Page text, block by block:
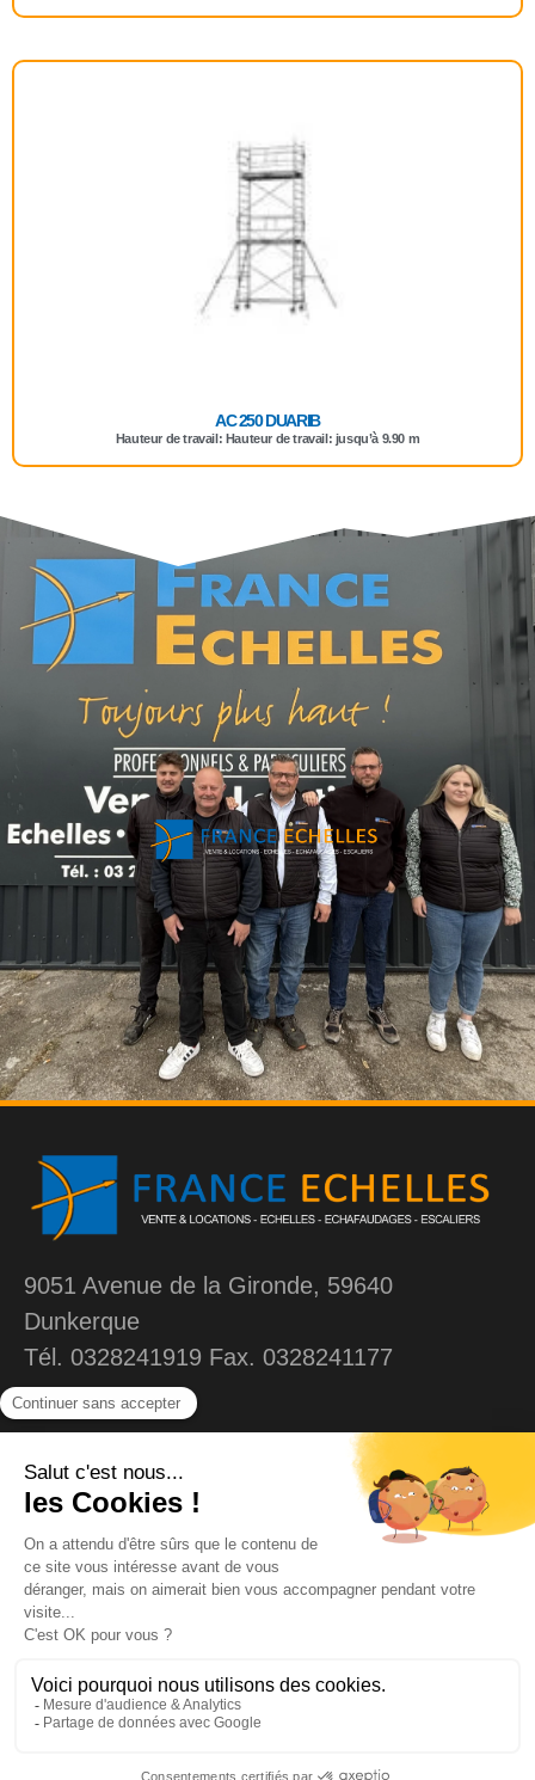
AC 250 DUARIB
Hauteur de travail: Hauteur de travail: jusqu’à 9.90 m
9051 Avenue de la Gironde, 59640
Dunkerque
Tél. 0328241919 Fax. 0328241177
MENU
Accueil
Echelles
Plateforme individuelle
Echafaudages
Matériels
Contact
Mentions légales
Confidentialités et
Cookies
© FRANCE ECHELLES